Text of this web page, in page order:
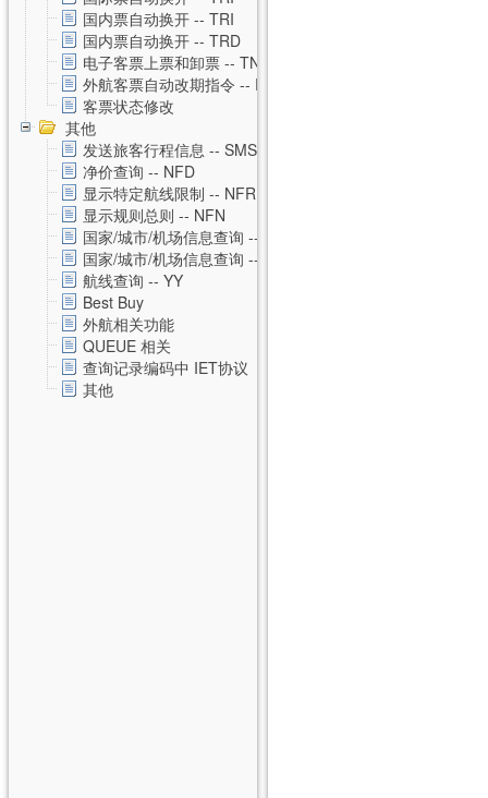
国内票自动换开 -- TRI
国内票自动换开 -- TRD
电子客票上票和卸票 -- TN
外航客票自动改期指令 -- RVAL
客票状态修改
其他
发送旅客行程信息 -- SMS
净价查询 -- NFD
显示特定航线限制 -- NFR
显示规则总则 -- NFN
国家/城市/机场信息查询 -- CNTZ
国家/城市/机场信息查询 -- CNTD
航线查询 -- YY
Best Buy
外航相关功能
QUEUE 相关
查询记录编码中 IET协议
其他